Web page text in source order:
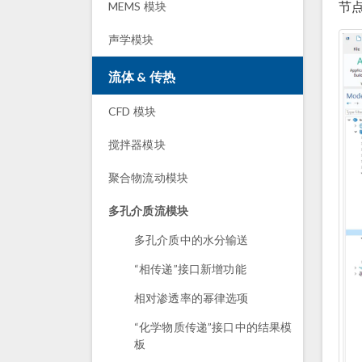
MEMS 模块
声学模块
流体 & 传热
CFD 模块
搅拌器模块
聚合物流动模块
多孔介质流模块
多孔介质中的水分输送
“相传递”接口新增功能
相对渗透率的幂律选项
“化学物质传递”接口中的结果模
板
节